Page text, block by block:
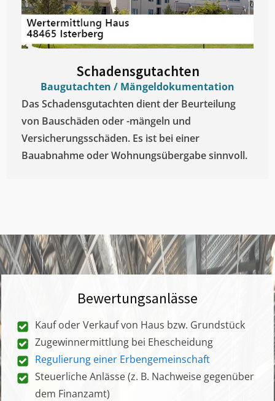
Schadensgutachten
Baugutachten / Mängeldokumentation
Das Schadensgutachten dient der Beurteilung
von Bauschäden oder -mängeln und
Versicherungsschäden. Es ist bei einer
Bauabnahme oder Wohnungsübergabe sinnvoll.
Bewertungsanlässe
Kauf oder Verkauf von Haus bzw. Grundstück
Zugewinnermittlung bei Ehescheidung
Regulierung einer Erbengemeinschaft
Steuerliche Anlässe (z. B. Nachweise gegenüber
dem Finanzamt)